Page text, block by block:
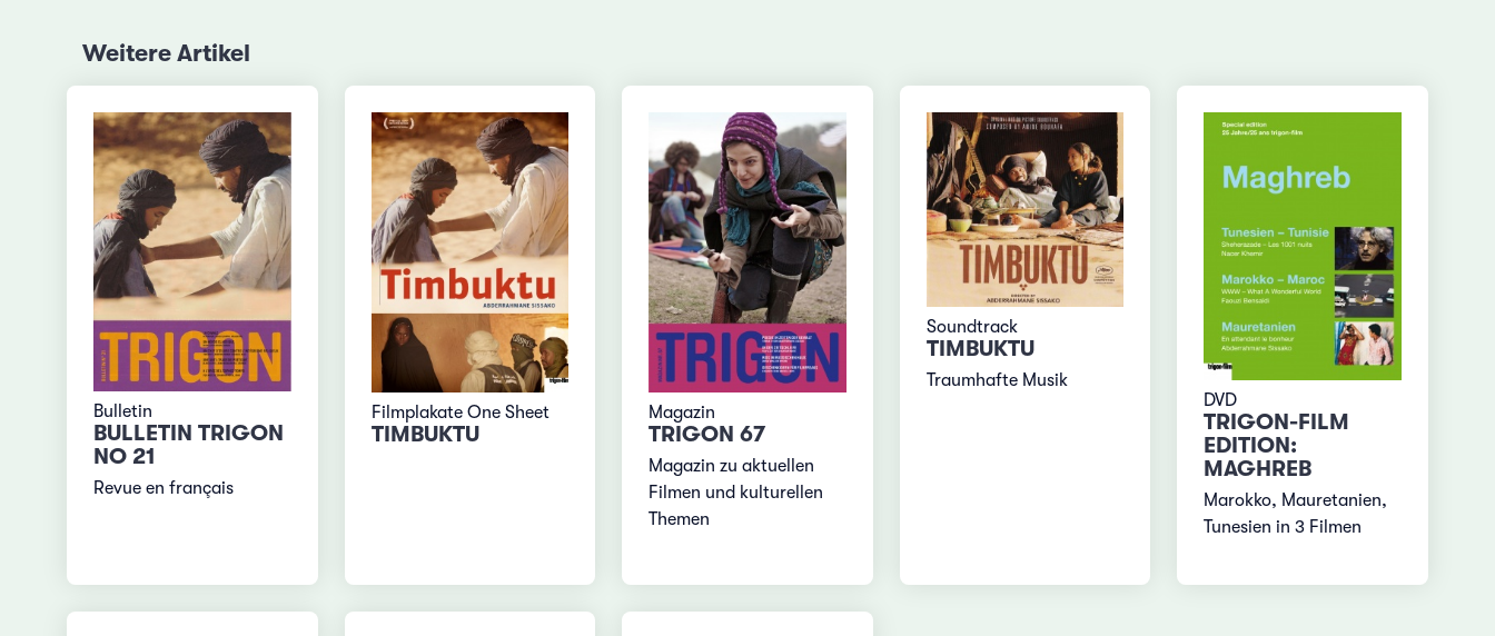
Weitere Artikel
Bulletin
BULLETIN TRIGON
NO 21
Revue en français
Filmplakate One Sheet
TIMBUKTU
Magazin
TRIGON 67
Magazin zu aktuellen
Filmen und kulturellen
Themen
Soundtrack
TIMBUKTU
Traumhafte Musik
DVD
TRIGON-FILM
EDITION:
MAGHREB
Marokko, Mauretanien,
Tunesien in 3 Filmen